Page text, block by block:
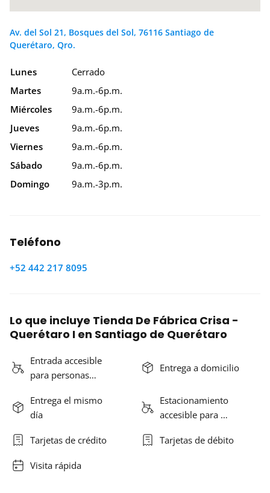
Av. del Sol 21, Bosques del Sol, 76116 Santiago de
Querétaro, Qro.
Lunes
Cerrado
Martes
9a.m.-6p.m.
Miércoles
9a.m.-6p.m.
Jueves
9a.m.-6p.m.
Viernes
9a.m.-6p.m.
Sábado
9a.m.-6p.m.
Domingo
9a.m.-3p.m.
Teléfono
+52 442 217 8095
Lo que incluye Tienda De Fábrica Crisa -
Querétaro I en Santiago de Querétaro
Entrada accesible
para personas…
Entrega a domicilio
Entrega el mismo
día
Estacionamiento
accesible para …
Tarjetas de crédito Tarjetas de débito
Visita rápida